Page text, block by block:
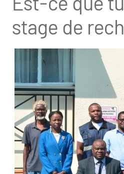
stage de